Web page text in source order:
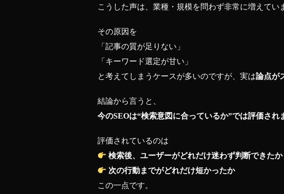
こうした声は、業種・規模を問わず非常に増えてい
その原因を
「記事の質が足りない」
「キーワード選定が甘い」
と考えてしまうケースが多いのですが、実は論点が
結論から言うと、
今のSEOは“検索意図に合っているか”では評価され
評価されているのは
検索後、ユーザーがどれだけ迷わず判断できたか
次の行動までがどれだけ短かったか
この一点です。